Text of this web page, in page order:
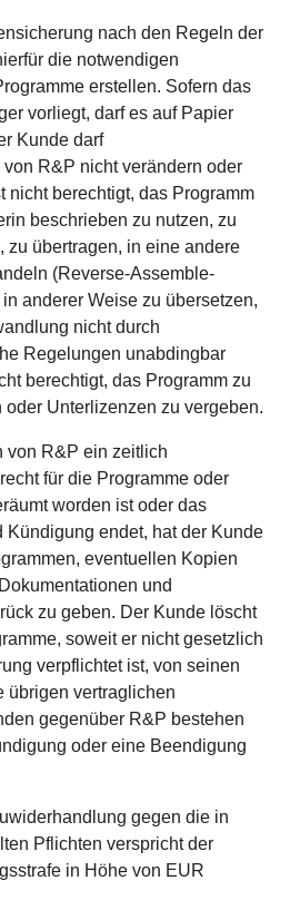
nach den Regeln der
die notwendigen
erstellen. Sofern das
vorliegt, darf es auf Papier
Kunde darf
R&P nicht verändern oder
nicht berechtigt, das Programm
beschrieben zu nutzen, zu
zu übertragen, in eine andere
(Reverse-Assemble-
anderer Weise zu übersetzen,
nicht durch
Regelungen unabdingbar
berechtigt, das Programm zu
Unterlizenzen zu vergeben.
von R&P ein zeitlich
für die Programme oder
worden ist oder das
Kündigung endet, hat der Kunde
eventuellen Kopien
und
zu geben. Der Kunde löscht
soweit er nicht gesetzlich
verpflichtet ist, von seinen
übrigen vertraglichen
gegenüber R&P bestehen
oder eine Beendigung
gegen die in
Pflichten verspricht der
in Höhe von EUR